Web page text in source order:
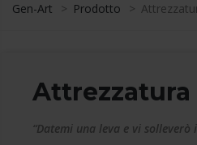
Gen-Art > Prodotto >
Attrezzatura
“Datemi una leva e vi solleverò